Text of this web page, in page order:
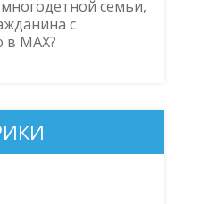
семьи,
с
MAX?